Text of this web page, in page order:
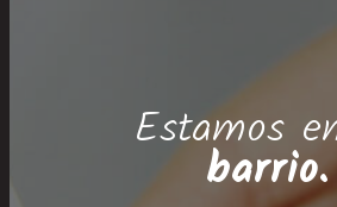
Estamos
barrio.